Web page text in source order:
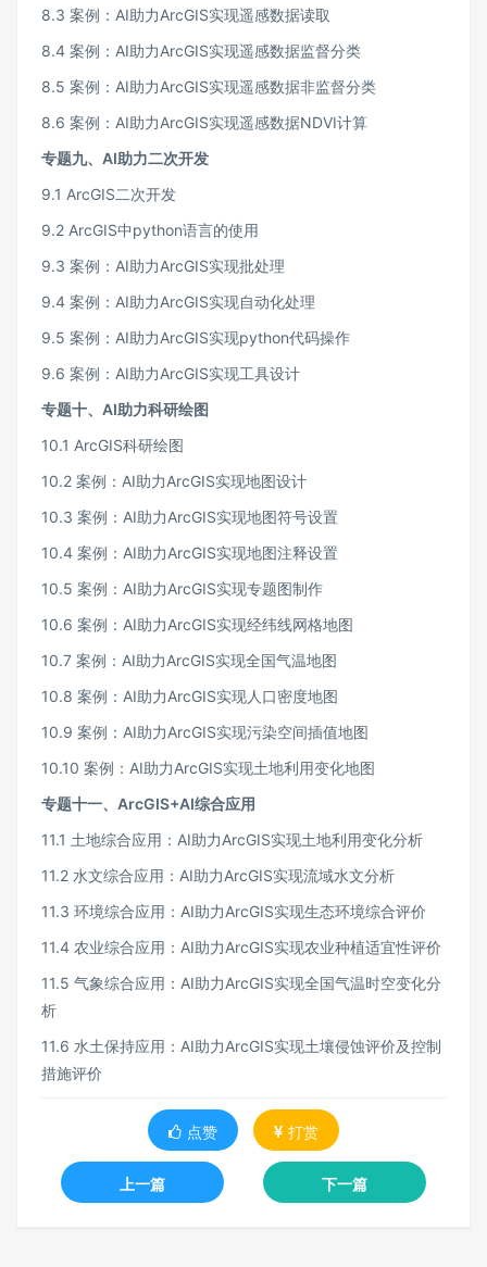
8.3 案例：AI助力ArcGIS实现遥感数据读取
8.4 案例：AI助力ArcGIS实现遥感数据监督分类
8.5 案例：AI助力ArcGIS实现遥感数据非监督分类
8.6 案例：AI助力ArcGIS实现遥感数据NDVI计算
专题九、AI助力二次开发
9.1 ArcGIS二次开发
9.2 ArcGIS中python语言的使用
9.3 案例：AI助力ArcGIS实现批处理
9.4 案例：AI助力ArcGIS实现自动化处理
9.5 案例：AI助力ArcGIS实现python代码操作
9.6 案例：AI助力ArcGIS实现工具设计
专题十、AI助力科研绘图
10.1 ArcGIS科研绘图
10.2 案例：AI助力ArcGIS实现地图设计
10.3 案例：AI助力ArcGIS实现地图符号设置
10.4 案例：AI助力ArcGIS实现地图注释设置
10.5 案例：AI助力ArcGIS实现专题图制作
10.6 案例：AI助力ArcGIS实现经纬线网格地图
10.7 案例：AI助力ArcGIS实现全国气温地图
10.8 案例：AI助力ArcGIS实现人口密度地图
10.9 案例：AI助力ArcGIS实现污染空间插值地图
10.10 案例：AI助力ArcGIS实现土地利用变化地图
专题十一、ArcGIS+AI综合应用
11.1 土地综合应用：AI助力ArcGIS实现土地利用变化分析
11.2 水文综合应用：AI助力ArcGIS实现流域水文分析
11.3 环境综合应用：AI助力ArcGIS实现生态环境综合评价
11.4 农业综合应用：AI助力ArcGIS实现农业种植适宜性评价
11.5 气象综合应用：AI助力ArcGIS实现全国气温时空变化分
析
11.6 水土保持应用：AI助力ArcGIS实现土壤侵蚀评价及控制
措施评价
点赞 打赏
上一篇 下一篇